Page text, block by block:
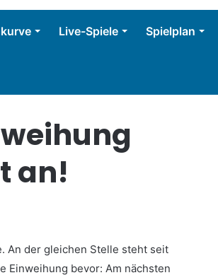
Live-Spiele Spielplan
an!
An der gleichen Stelle steht seit
Einweihung bevor: Am nächsten